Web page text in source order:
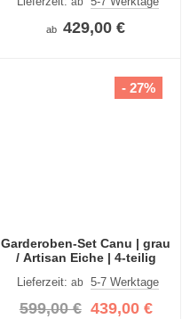
ab 429,00 €
Garderoben-Set Canu | grau
/ Artisan Eiche | 4-teilig
Lieferzeit:ab 5-7 Werktage
599,00 € 439,00 €
- 27%